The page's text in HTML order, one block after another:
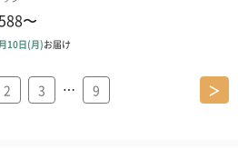
2 3 … 9 ＞